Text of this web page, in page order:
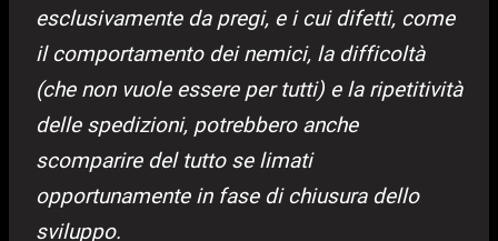
esclusivamente da pregi, e i cui difetti, come
il comportamento dei nemici, la difficoltà
(che non vuole essere per tutti) e la ripetitività
delle spedizioni, potrebbero anche
scomparire del tutto se limati
opportunamente in fase di chiusura dello
sviluppo.